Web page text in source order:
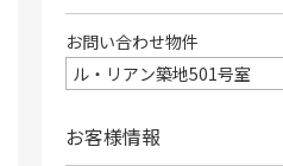
お問い合わせ物件
お客様情報